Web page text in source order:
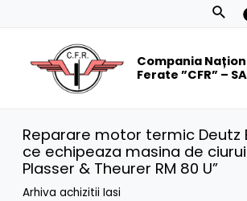
Compania
Ferate ”CFR” – SA
Reparare motor termic Deutz
ce echipeaza masina de
Plasser & Theurer RM 80 U”
Arhiva achizitii Iasi